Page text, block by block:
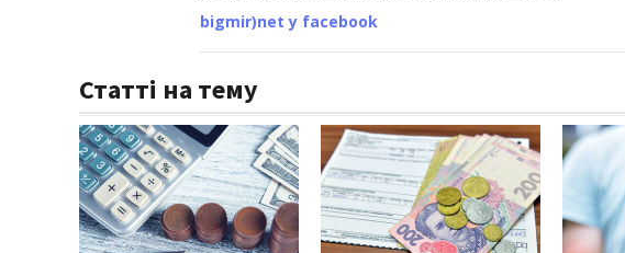
bigmir)net у facebook
Статті на тему